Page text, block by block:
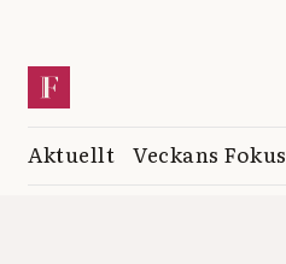
Aktuellt Veckans Fokus